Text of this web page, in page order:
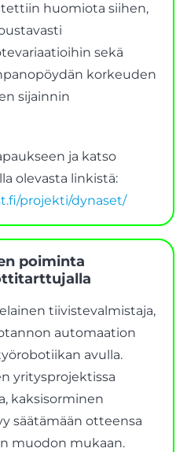
huomiota siihen,
sekä
korkeuden
sijainnin
ja katso
olevasta linkistä:
projekti/dynaset/
poiminta
tiivistevalmistaja,
automaation
avulla.
yritysprojektissa
kaksisorminen
säätämään otteensa
muodon mukaan.